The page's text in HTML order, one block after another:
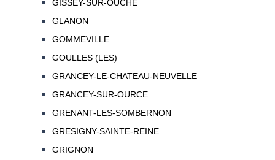
GISSEY-SUR-OUCHE
GLANON
GOMMEVILLE
GOULLES (LES)
GRANCEY-LE-CHATEAU-NEUVELLE
GRANCEY-SUR-OURCE
GRENANT-LES-SOMBERNON
GRESIGNY-SAINTE-REINE
GRIGNON